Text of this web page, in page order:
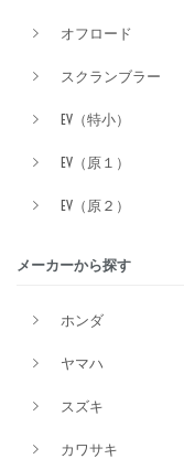
オフロード
スクランブラー
EV（特小）
EV（原１）
EV（原２）
メーカーから探す
ホンダ
ヤマハ
スズキ
カワサキ